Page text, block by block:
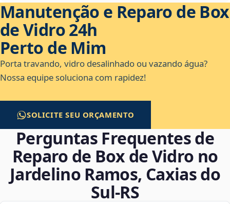
Manutenção e Reparo de Box
de Vidro 24h
Perto de Mim
Porta travando, vidro desalinhado ou vazando água?
Nossa equipe soluciona com rapidez!
SOLICITE SEU ORÇAMENTO
Perguntas Frequentes de
Reparo de Box de Vidro no
Jardelino Ramos, Caxias do
Sul‑RS